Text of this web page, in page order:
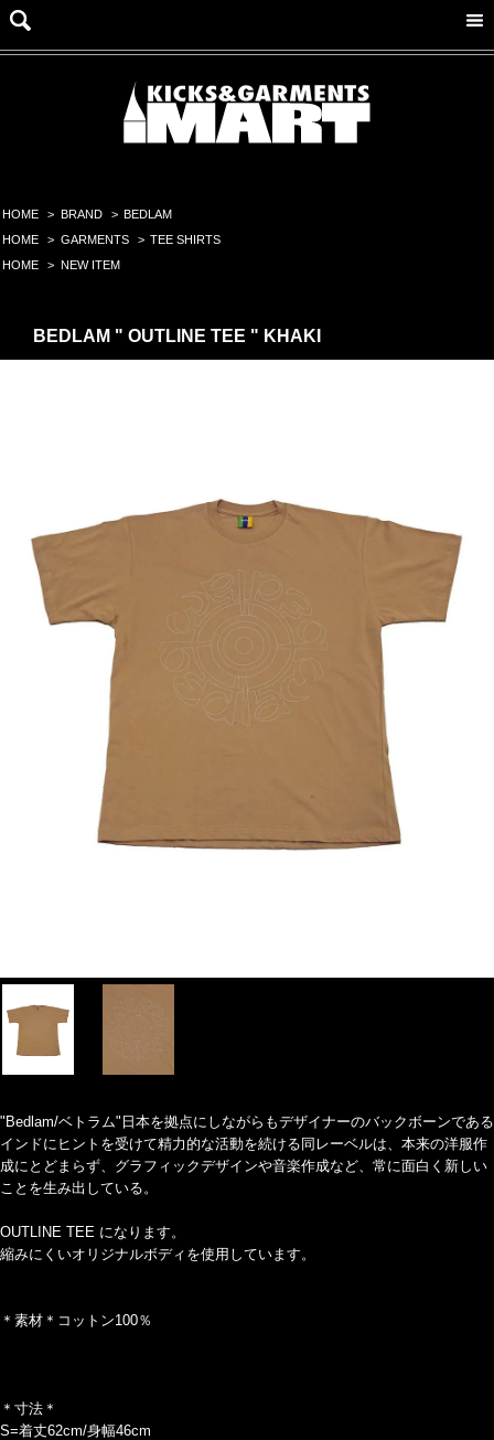
HOME > BRAND > BEDLAM
HOME
> GARMENTS > TEE SHIRTS
HOME
> NEW ITEM
BEDLAM " OUTLINE TEE " KHAKI
"Bedlam/ベトラム"日本を拠点にしながらもデザイナーのバックボーンである
インドにヒントを受けて精力的な活動を続ける同レーベルは、本来の洋服作
成にとどまらず、グラフィックデザインや音楽作成など、常に面白く新しい
ことを生み出している。
OUTLINE TEE になります。
縮みにくいオリジナルボディを使用しています。
＊素材＊コットン100％
＊寸法＊
S=着丈62cm/身幅46cm